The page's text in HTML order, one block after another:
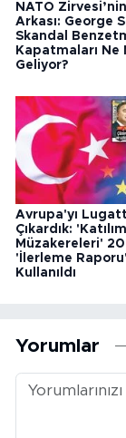
NATO
Arkası: George
Skandal
Kapatmaları Ne
Geliyor?
Avrupa'yı
Çıkardık: 'Katılım
Müzakereleri'
'İlerleme
Kullanıldı
Yorumlar